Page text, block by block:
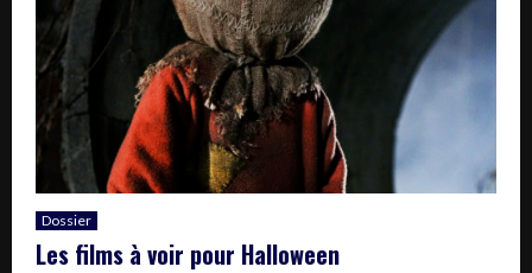
Dossier
Les films à voir pour Halloween